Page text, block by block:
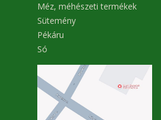
Méz, méhészeti termékek
Sütemény
Pékáru
Só